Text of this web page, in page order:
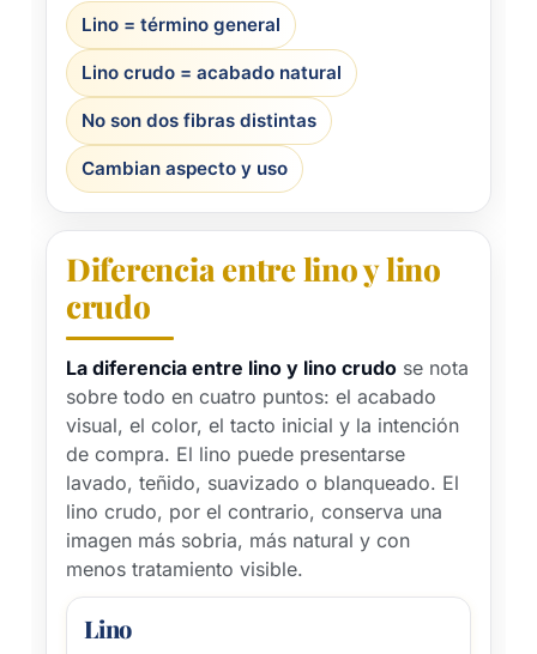
Lino = término general
Lino crudo = acabado natural
No son dos fibras distintas
Cambian aspecto y uso
Diferencia entre lino y lino
crudo
La diferencia entre lino y lino crudo se nota
sobre todo en cuatro puntos: el acabado
visual, el color, el tacto inicial y la intención
de compra. El lino puede presentarse
lavado, teñido, suavizado o blanqueado. El
lino crudo, por el contrario, conserva una
imagen más sobria, más natural y con
menos tratamiento visible.
Lino